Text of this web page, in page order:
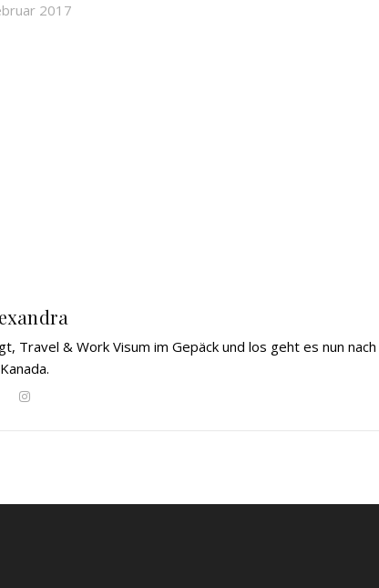
2017
Travel & Work Visum im Gepäck und los geht es nun nach
Kanada.